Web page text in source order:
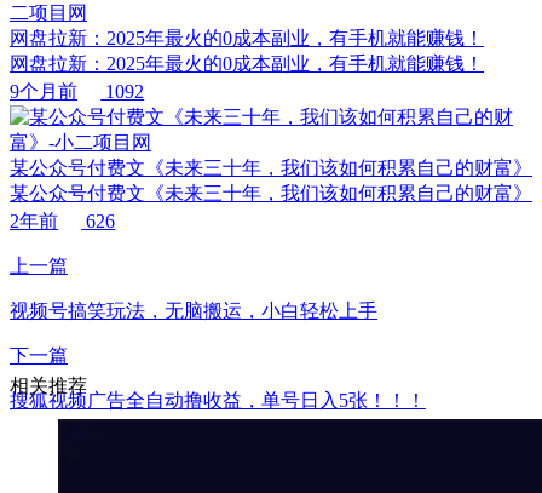
网盘拉新：2025年最火的0成本副业，有手机就能赚钱！
网盘拉新：2025年最火的0成本副业，有手机就能赚钱！
9个月前
1092
某公众号付费文《未来三十年，我们该如何积累自己的财富》
某公众号付费文《未来三十年，我们该如何积累自己的财富》
2年前
626
上一篇
视频号搞笑玩法，无脑搬运，小白轻松上手
下一篇
搜狐视频广告全自动撸收益，单号日入5张！！！
相关推荐